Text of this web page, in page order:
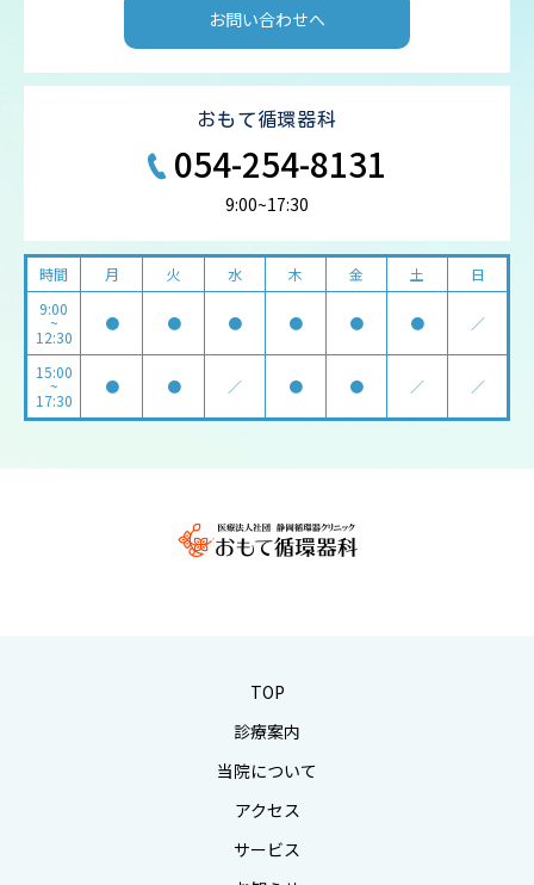
お問い合わせへ
おもて循環器科
054-254-8131
9:00~17:30
時間 月 火 水 木 金 土
日
9:00
~
12:30
● ● ● ● ● ● ／
15:00
~
17:30
● ● ／ ● ● ／ ／
TOP
診療案内
当院について
アクセス
サービス